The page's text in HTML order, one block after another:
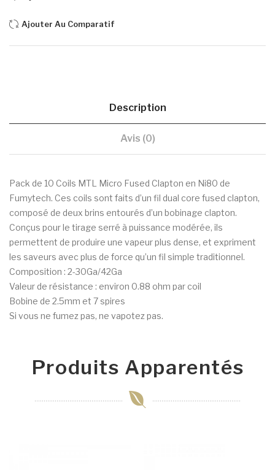
Ajouter Au Comparatif
Description
Avis (0)
Pack de 10 Coils MTL Micro Fused Clapton en Ni80 de
Fumytech. Ces coils sont faits d’un fil dual core fused clapton,
composé de deux brins entourés d’un bobinage clapton.
Conçus pour le tirage serré à puissance modérée, ils
permettent de produire une vapeur plus dense, et expriment
les saveurs avec plus de force qu’un fil simple traditionnel.
Composition : 2-30Ga/42Ga
Valeur de résistance : environ 0.88 ohm par coil
Bobine de 2.5mm et 7 spires
Si vous ne fumez pas, ne vapotez pas.
Produits Apparentés